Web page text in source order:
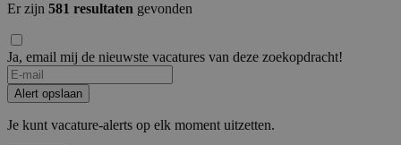
Er zijn 581 resultaten gevonden
Ja, email mij de nieuwste vacatures van deze zoekopdracht!
If
you
are
a
Alert opslaan
Je kunt vacature-alerts op elk moment uitzetten.